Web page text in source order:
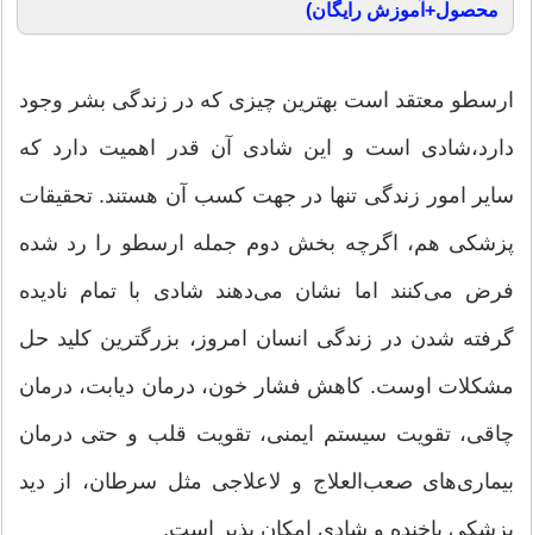
محصول+آموزش رایگان)
ارسطو معتقد است بهترین چیزی كه در زندگی بشر وجود
دارد،شادی است و این شادی آن قدر اهمیت دارد كه
سایر امور زندگی تنها در جهت كسب آن هستند. تحقیقات
پزشكی هم، اگرچه بخش دوم جمله ارسطو را رد شده
فرض می‌كنند اما نشان می‌دهند شادی با تمام نادیده‌
گرفته شدن در زندگی انسان امروز، بزرگترین كلید حل
مشكلات اوست. كاهش فشار خون، درمان دیابت، درمان
چاقی، تقویت سیستم ایمنی، تقویت قلب و حتی درمان
بیماری‌های صعب‌العلاج و لاعلاجی مثل سرطان، از دید
پزشكی باخنده و شادی امكان پذیر است. ‏